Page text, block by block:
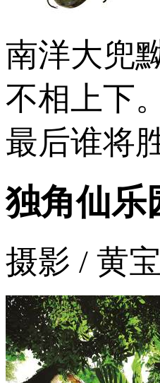
南洋大兜
不相上下
最后谁将
独角仙乐
摄影 / 黄